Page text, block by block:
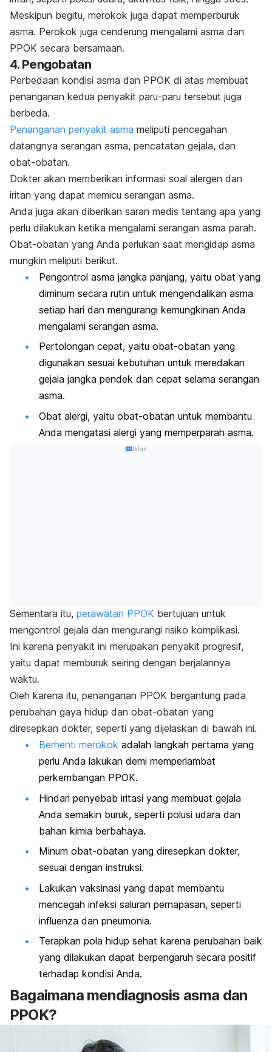
Meskipun begitu, merokok juga dapat memperburuk
asma. Perokok juga cenderung mengalami asma dan
PPOK secara bersamaan.
4. Pengobatan
Perbedaan kondisi asma dan PPOK di atas membuat
penanganan kedua penyakit paru-paru tersebut juga
berbeda.
Penanganan penyakit asma meliputi pencegahan
datangnya serangan asma, pencatatan gejala, dan
obat-obatan.
Dokter akan memberikan informasi soal alergen dan
iritan yang dapat memicu serangan asma.
Anda juga akan diberikan saran medis tentang apa yang
perlu dilakukan ketika mengalami serangan asma parah.
Obat-obatan yang Anda perlukan saat mengidap asma
mungkin meliputi berikut.
Pengontrol asma jangka panjang, yaitu obat yang
diminum secara rutin untuk mengendalikan asma
setiap hari dan mengurangi kemungkinan Anda
mengalami serangan asma.
Pertolongan cepat, yaitu obat-obatan yang
digunakan sesuai kebutuhan untuk meredakan
gejala jangka pendek dan cepat selama serangan
asma.
Obat alergi, yaitu obat-obatan untuk membantu
Anda mengatasi alergi yang memperparah asma.
Iklan
Sementara itu, perawatan PPOK bertujuan untuk
mengontrol gejala dan mengurangi risiko komplikasi.
Ini karena penyakit ini merupakan penyakit progresif,
yaitu dapat memburuk seiring dengan berjalannya
waktu.
Oleh karena itu, penanganan PPOK bergantung pada
perubahan gaya hidup dan obat-obatan yang
diresepkan dokter, seperti yang dijelaskan di bawah ini.
Berhenti merokok adalah langkah pertama yang
perlu Anda lakukan demi memperlambat
perkembangan PPOK.
Hindari penyebab iritasi yang membuat gejala
Anda semakin buruk, seperti polusi udara dan
bahan kimia berbahaya.
Minum obat-obatan yang diresepkan dokter,
sesuai dengan instruksi.
Lakukan vaksinasi yang dapat membantu
mencegah infeksi saluran pernapasan, seperti
influenza dan pneumonia.
Terapkan pola hidup sehat karena perubahan baik
yang dilakukan dapat berpengaruh secara positif
terhadap kondisi Anda.
Bagaimana mendiagnosis asma dan
PPOK?